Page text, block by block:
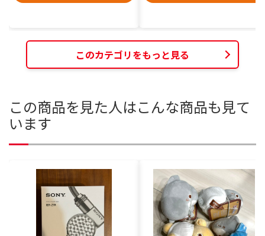
このカテゴリをもっと見る
この商品を見た人はこんな商品も見て
います